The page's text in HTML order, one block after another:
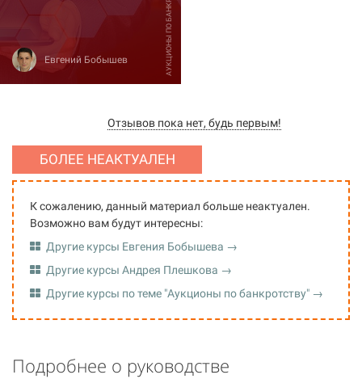
АУКЦИОНЫ ПО БАНКРОТСТВУ
Евгений Бобышев
Отзывов пока нет, будь первым!
БОЛЕЕ НЕАКТУАЛЕН
К сожалению, данный материал больше неактуален.
Возможно вам будут интересны:
Другие курсы Евгения Бобышева →
Другие курсы Андрея Плешкова →
Другие курсы по теме "Аукционы по банкротству" →
Подробнее о руководстве